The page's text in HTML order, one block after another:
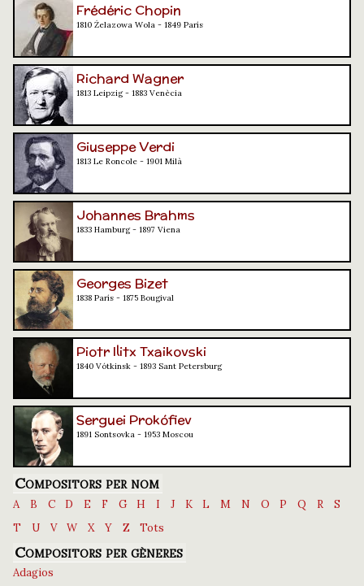
Frédéric Chopin
1810 Żelazowa Wola - 1849 París
Richard Wagner
1813 Leipzig - 1883 Venècia
Giuseppe Verdi
1813 Le Roncole - 1901 Milà
Johannes Brahms
1833 Hamburg - 1897 Viena
Georges Bizet
1838 París - 1875 Bougival
Piotr Ilitx Txaikovski
1840 Vótkinsk - 1893 Sant Petersburg
Serguei Prokófiev
1891 Sontsovka - 1953 Moscou
Compositors per nom
A B C D E F G H I J K L M N O P Q R
S
T
U V W X Y Z Tots
Compositors per gèneres
Adagios